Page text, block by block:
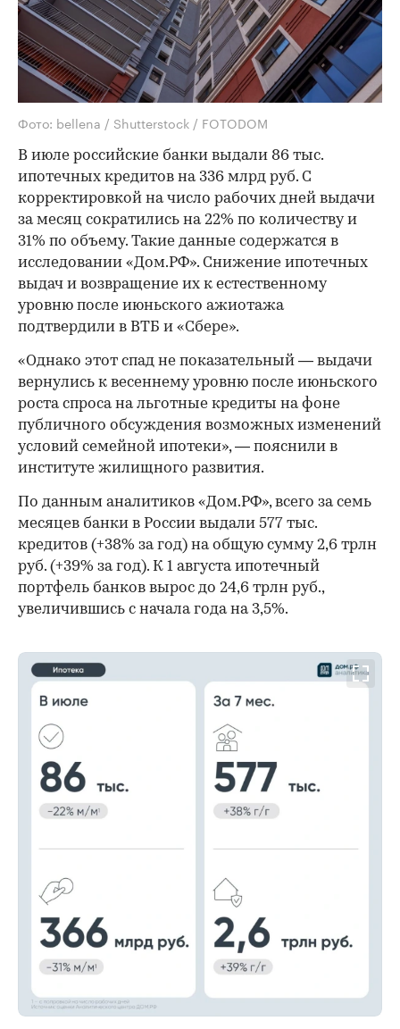
Фото: bellena / Shutterstock / FOTODOM
В июле российские банки выдали 86 тыс.
ипотечных кредитов на 336 млрд руб. С
корректировкой на число рабочих дней выдачи
за месяц сократились на 22% по количеству и
31% по объему. Такие данные содержатся в
исследовании «Дом.РФ». Снижение ипотечных
выдач и возвращение их к естественному
уровню после июньского ажиотажа
подтвердили в ВТБ и «Сбере».
«Однако этот спад не показательный — выдачи
вернулись к весеннему уровню после июньского
роста спроса на льготные кредиты на фоне
публичного обсуждения возможных изменений
условий семейной ипотеки», — пояснили в
институте жилищного развития.
По данным аналитиков «Дом.РФ», всего за семь
месяцев банки в России выдали 577 тыс.
кредитов (+38% за год) на общую сумму 2,6 трлн
руб. (+39% за год). К 1 августа ипотечный
портфель банков вырос до 24,6 трлн руб.,
увеличившись с начала года на 3,5%.